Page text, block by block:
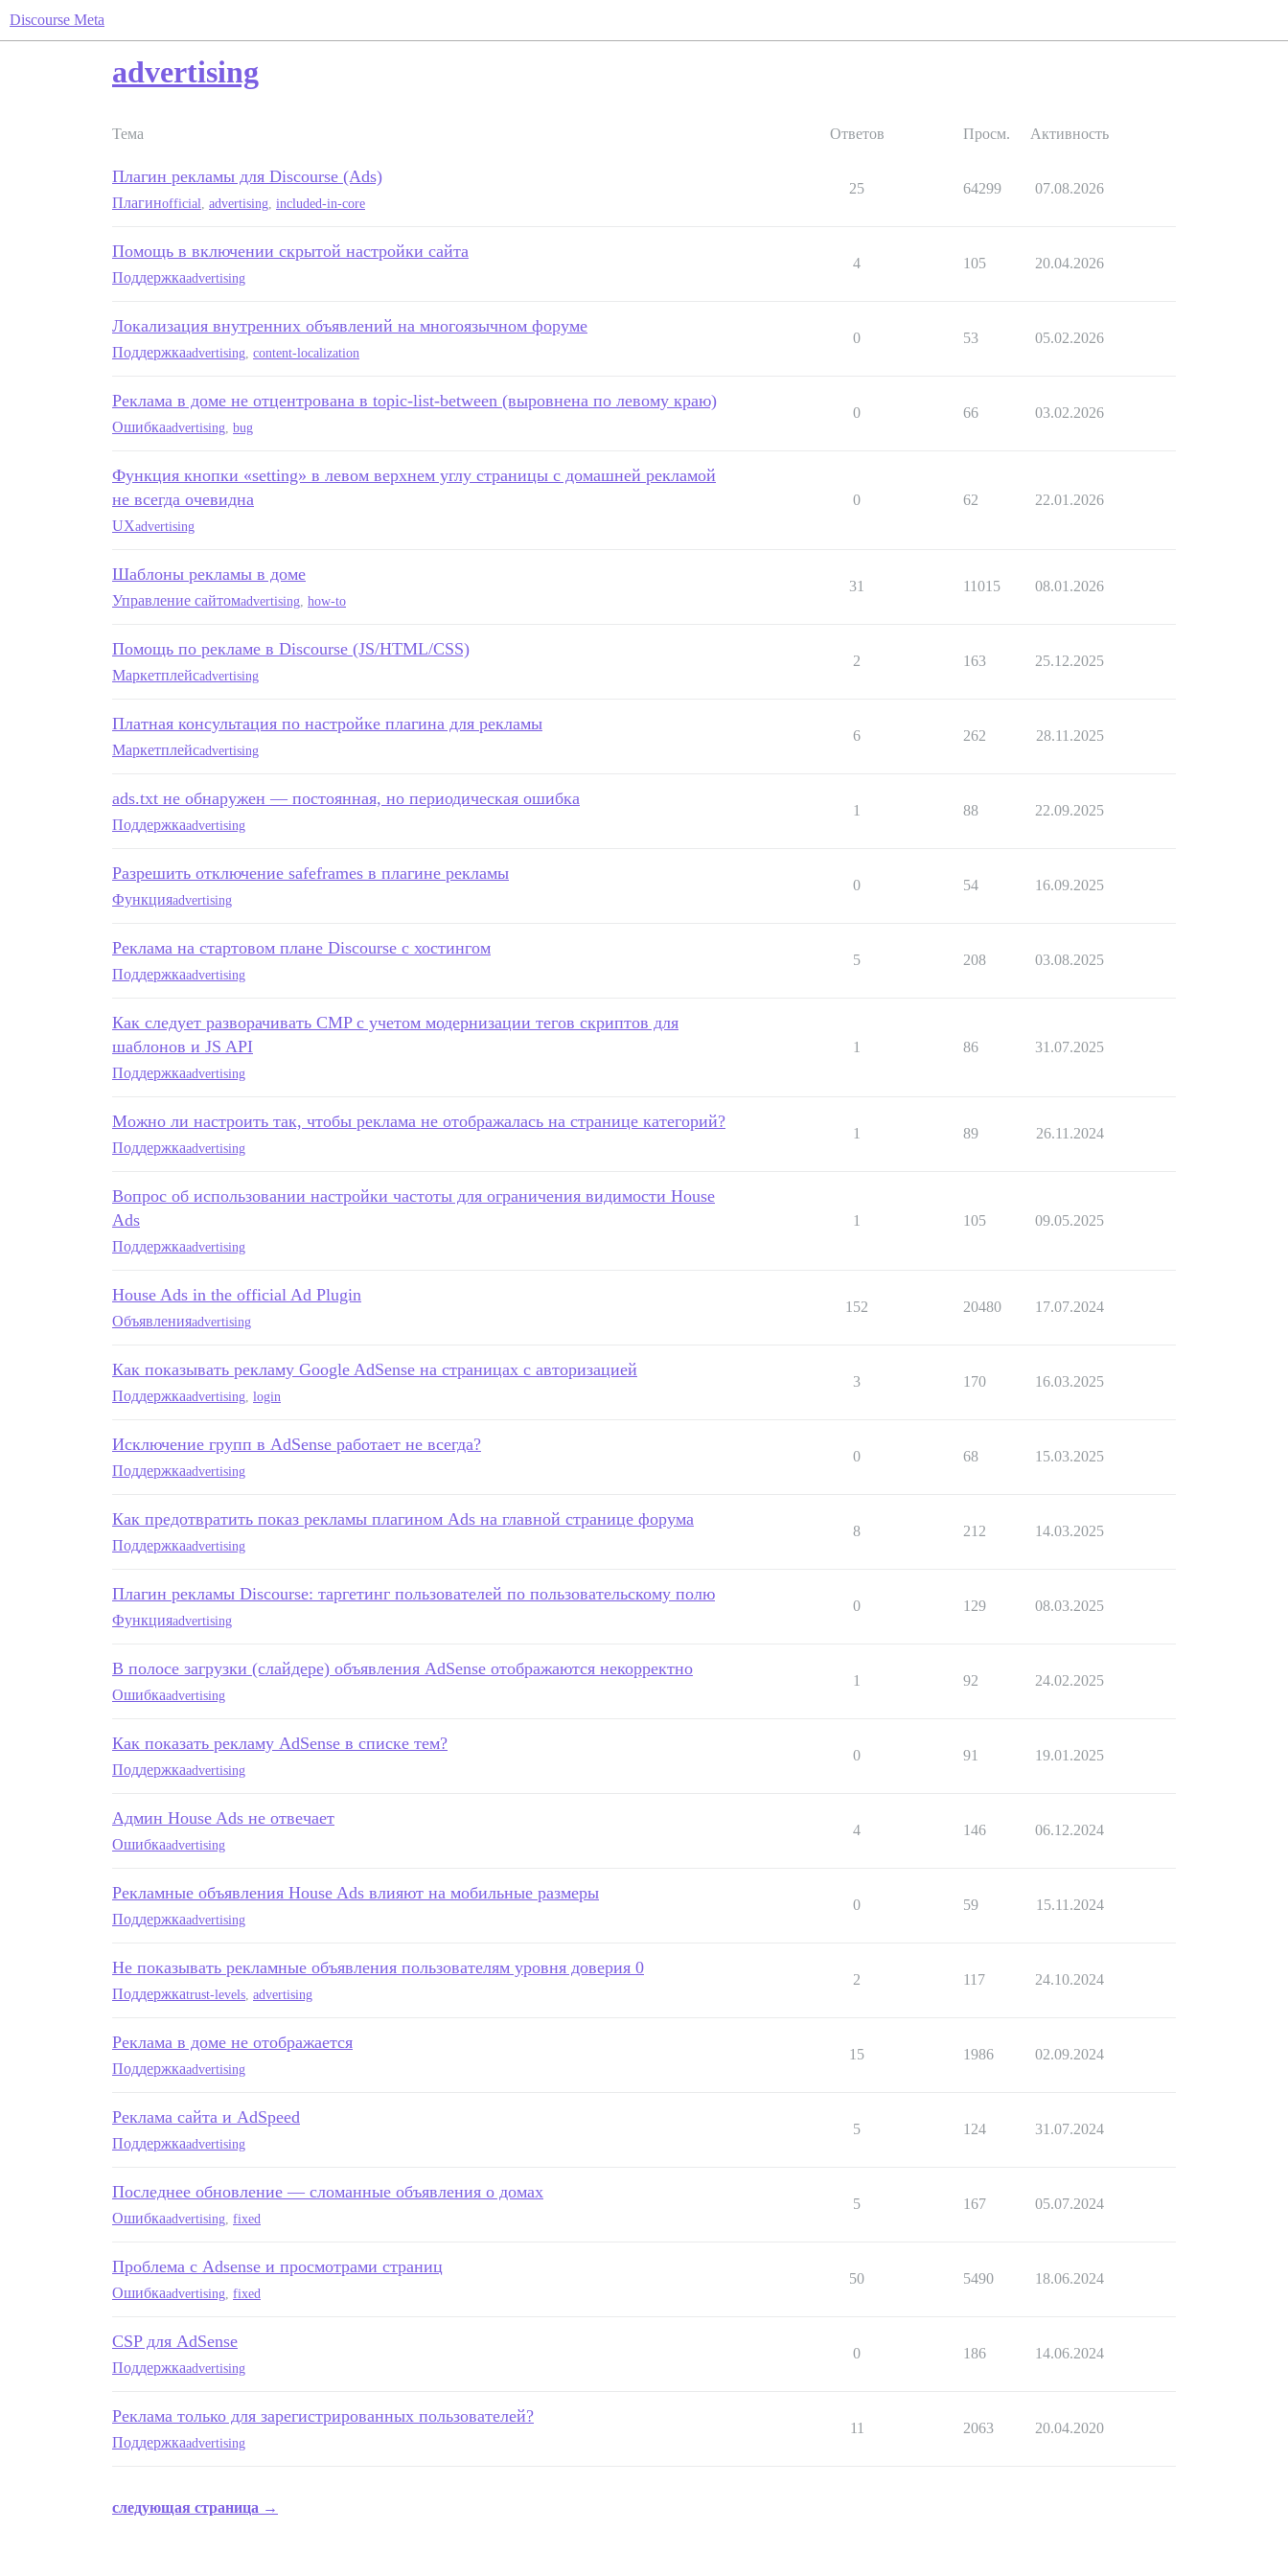
Discourse Meta
advertising
Тема Ответов Просм. Активность
Плагин рекламы для Discourse (Ads)
Плагинofficial advertising included-in-core
25 64299 07.08.2026
Помощь в включении скрытой настройки сайта
Поддержкаadvertising
4 105 20.04.2026
Локализация внутренних объявлений на многоязычном форуме
Поддержкаadvertising content-localization
0 53 05.02.2026
Реклама в доме не отцентрована в topic-list-between (выровнена по левому краю)
Ошибкаadvertising bug
0 66 03.02.2026
Функция кнопки «setting» в левом верхнем углу страницы с домашней рекламой
не всегда очевидна
UXadvertising
0 62 22.01.2026
Шаблоны рекламы в доме
Управление сайтомadvertising how-to
31 11015 08.01.2026
Помощь по рекламе в Discourse (JS/HTML/CSS)
Маркетплейсadvertising
2 163 25.12.2025
Платная консультация по настройке плагина для рекламы
Маркетплейсadvertising
6 262 28.11.2025
ads.txt не обнаружен — постоянная, но периодическая ошибка
Поддержкаadvertising
1 88 22.09.2025
Разрешить отключение safeframes в плагине рекламы
Функцияadvertising
0 54 16.09.2025
Реклама на стартовом плане Discourse с хостингом
Поддержкаadvertising
5 208 03.08.2025
Как следует разворачивать CMP с учетом модернизации тегов скриптов для
шаблонов и JS API
Поддержкаadvertising
1 86 31.07.2025
Можно ли настроить так, чтобы реклама не отображалась на странице категорий?
Поддержкаadvertising
1 89 26.11.2024
Вопрос об использовании настройки частоты для ограничения видимости House
Ads
Поддержкаadvertising
1 105 09.05.2025
House Ads in the official Ad Plugin
Объявленияadvertising
152 20480 17.07.2024
Как показывать рекламу Google AdSense на страницах с авторизацией
Поддержкаadvertising login
3 170 16.03.2025
Исключение групп в AdSense работает не всегда?
Поддержкаadvertising
0 68 15.03.2025
Как предотвратить показ рекламы плагином Ads на главной странице форума
Поддержкаadvertising
8 212 14.03.2025
Плагин рекламы Discourse: таргетинг пользователей по пользовательскому полю
Функцияadvertising
0 129 08.03.2025
В полосе загрузки (слайдере) объявления AdSense отображаются некорректно
Ошибкаadvertising
1 92 24.02.2025
Как показать рекламу AdSense в списке тем?
Поддержкаadvertising
0 91 19.01.2025
Админ House Ads не отвечает
Ошибкаadvertising
4 146 06.12.2024
Рекламные объявления House Ads влияют на мобильные размеры
Поддержкаadvertising
0 59 15.11.2024
Не показывать рекламные объявления пользователям уровня доверия 0
Поддержкаtrust-levels advertising
2 117 24.10.2024
Реклама в доме не отображается
Поддержкаadvertising
15 1986 02.09.2024
Реклама сайта и AdSpeed
Поддержкаadvertising
5 124 31.07.2024
Последнее обновление — сломанные объявления о домах
Ошибкаadvertising fixed
5 167 05.07.2024
Проблема с Adsense и просмотрами страниц
Ошибкаadvertising fixed
50 5490 18.06.2024
CSP для AdSense
Поддержкаadvertising
0 186 14.06.2024
Реклама только для зарегистрированных пользователей?
Поддержкаadvertising
11 2063 20.04.2020
следующая страница →